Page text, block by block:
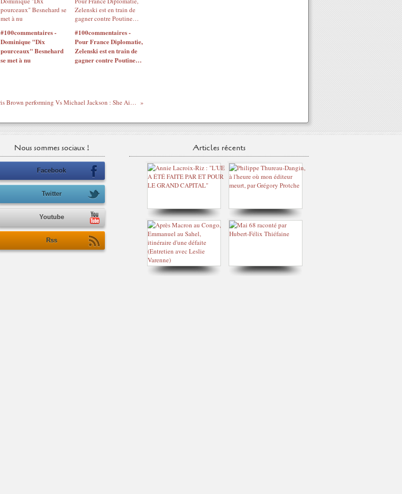
#100commentaires -
Dominique "Dix
pourceaux" Besnehard
se met à nu
#100commentaires -
Pour France Diplomatie,
Zelenski est en train de
gagner contre Poutine…
Chris Brown performing Vs Michael Jackson : She Ain't You...
Nous sommes sociaux !
Facebook
Twitter
Youtube
Rss
Articles récents